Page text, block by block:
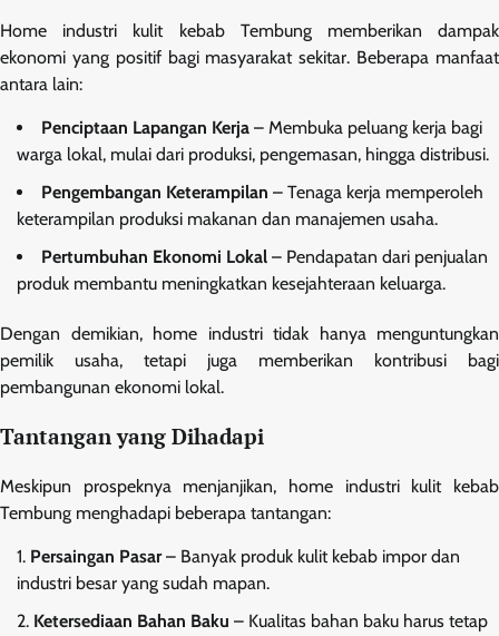
Home industri kulit kebab Tembung memberikan dampak
ekonomi yang positif bagi masyarakat sekitar. Beberapa manfaat
antara lain:
Penciptaan Lapangan Kerja – Membuka peluang kerja bagi
warga lokal, mulai dari produksi, pengemasan, hingga distribusi.
Pengembangan Keterampilan – Tenaga kerja memperoleh
keterampilan produksi makanan dan manajemen usaha.
Pertumbuhan Ekonomi Lokal – Pendapatan dari penjualan
produk membantu meningkatkan kesejahteraan keluarga.
Dengan demikian, home industri tidak hanya menguntungkan
pemilik usaha, tetapi juga memberikan kontribusi bagi
pembangunan ekonomi lokal.
Tantangan yang Dihadapi
Meskipun prospeknya menjanjikan, home industri kulit kebab
Tembung menghadapi beberapa tantangan:
Persaingan Pasar– Banyak produk kulit kebab impor dan
industri besar yang sudah mapan.
Ketersediaan Bahan Baku – Kualitas bahan baku harus tetap